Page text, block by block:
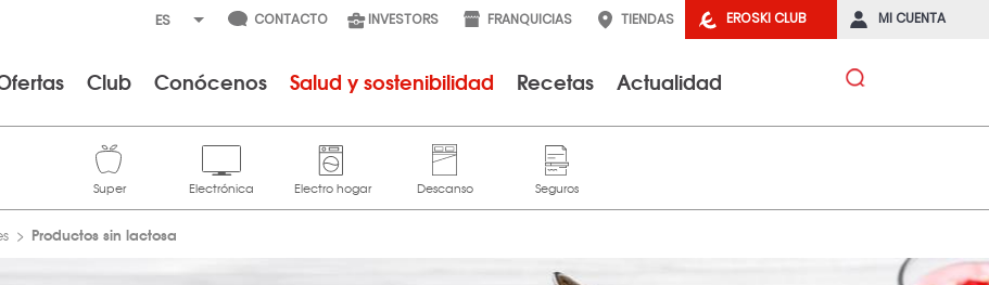
EROSKI CLUB MI CUENTA
CONTACTO INVESTORS FRANQUICIAS TIENDAS
Club Conócenos Salud y sostenibilidad Recetas Actualidad
Productos sin lactosa